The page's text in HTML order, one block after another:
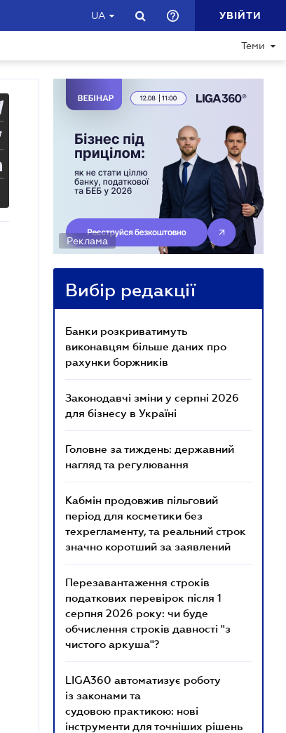
UA УВІЙТИ
Теми
Реклама
Вибір редакції
Банки розкриватимуть
виконавцям більше даних про
рахунки боржників
Законодавчі зміни у серпні 2026
для бізнесу в Україні
Головне за тиждень: державний
нагляд та регулювання
Кабмін продовжив пільговий
період для косметики без
техрегламенту, та реальний строк
значно коротший за заявлений
Перезавантаження строків
податкових перевірок після 1
серпня 2026 року: чи буде
обчислення строків давності "з
чистого аркуша"?
LIGA360 автоматизує роботу
із законами та
судовою практикою: нові
інструменти для точніших рішень